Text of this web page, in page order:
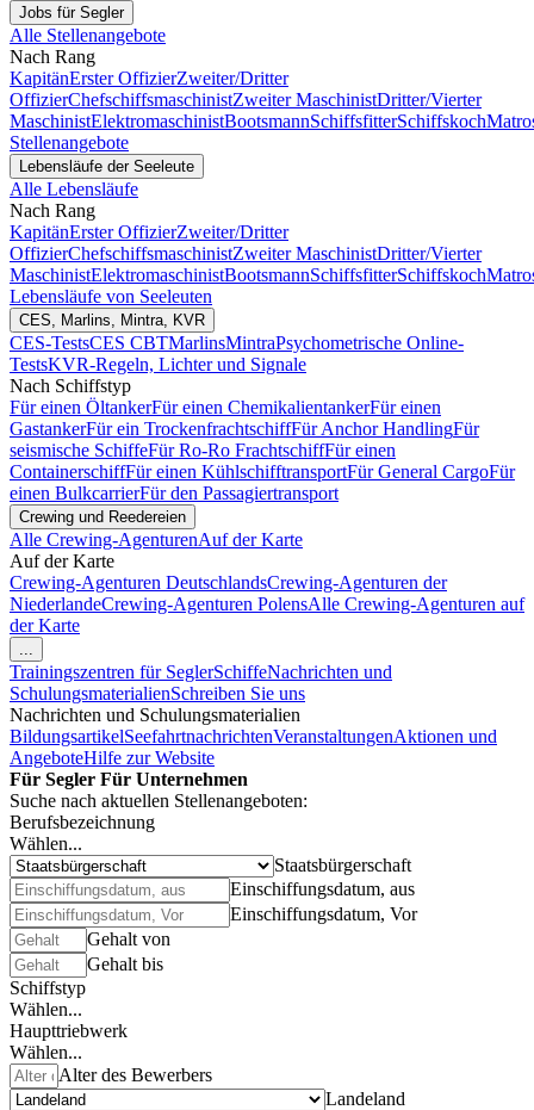
Jobs für Segler
Alle Stellenangebote
Nach Rang
KapitänErster OffizierZweiter/Dritter
OffizierChefschiffsmaschinistZweiter MaschinistDritter/Vierter
MaschinistElektromaschinistBootsmannSchiffsfitterSchiffskoch
Stellenangebote
Lebensläufe der Seeleute
Alle Lebensläufe
Nach Rang
KapitänErster OffizierZweiter/Dritter
OffizierChefschiffsmaschinistZweiter MaschinistDritter/Vierter
MaschinistElektromaschinistBootsmannSchiffsfitterSchiffskoch
Lebensläufe von Seeleuten
CES, Marlins, Mintra, KVR
CES-TestsCES CBTMarlinsMintraPsychometrische Online-
TestsKVR-Regeln, Lichter und Signale
Nach Schiffstyp
Für einen ÖltankerFür einen ChemikalientankerFür einen
GastankerFür ein TrockenfrachtschiffFür Anchor HandlingFür
seismische SchiffeFür Ro-Ro FrachtschiffFür einen
ContainerschiffFür einen KühlschifftransportFür General CargoFür
einen BulkcarrierFür den Passagiertransport
Crewing und Reedereien
Alle Crewing-AgenturenAuf der Karte
Auf der Karte
Crewing-Agenturen DeutschlandsCrewing-Agenturen der
NiederlandeCrewing-Agenturen PolensAlle Crewing-Agenturen auf
der Karte
...
Trainingszentren für SeglerSchiffeNachrichten und
SchulungsmaterialienSchreiben Sie uns
Nachrichten und Schulungsmaterialien
BildungsartikelSeefahrtnachrichtenVeranstaltungenAktionen und
AngeboteHilfe zur Website
Für Segler Für Unternehmen
Suche nach aktuellen Stellenangeboten:
Berufsbezeichnung
Wählen...
Staatsbürgerschaft
Einschiffungsdatum, aus
Einschiffungsdatum, Vor
Gehalt von
Gehalt bis
Schiffstyp
Wählen...
Haupttriebwerk
Wählen...
Alter des Bewerbers
Landeland